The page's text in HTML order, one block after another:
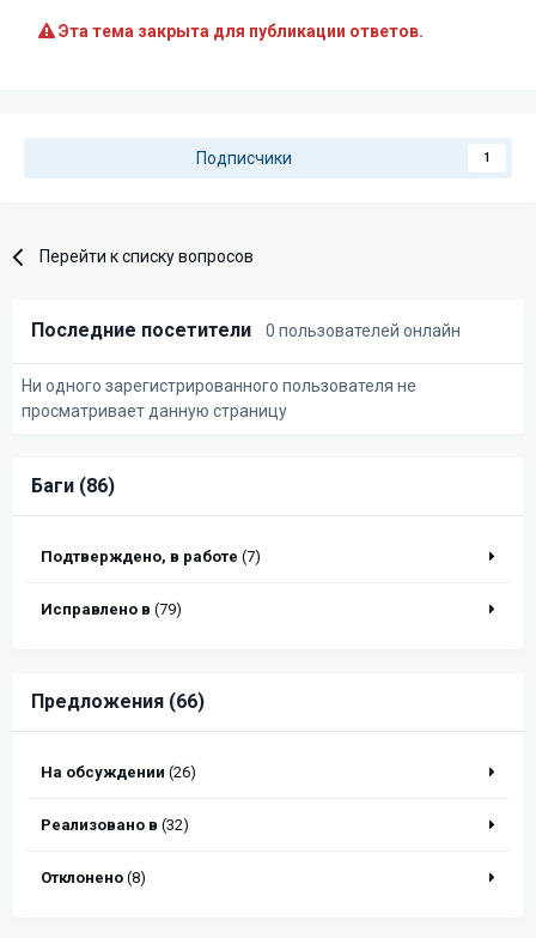
Эта тема закрыта для публикации ответов.
Подписчики 1
Перейти к списку вопросов
Последние посетители 0 пользователей онлайн
Ни одного зарегистрированного пользователя не
просматривает данную страницу
Баги (86)
Подтверждено, в работе (7)
Исправлено в (79)
Предложения (66)
На обсуждении (26)
Реализовано в (32)
Отклонено (8)